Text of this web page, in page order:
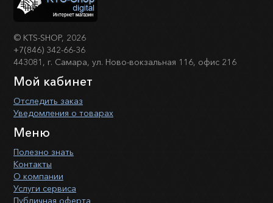
© KTS-SHOP, 2026
+7(846) 342-66-36
443081, г. Самара, ул. Ново-вокзальная 116, офис 216
Мой кабинет
Отследить заказ
Уведомления о товарах
Меню
Полезно знать
Контакты
О компании
Услуги сервиса
Публичная оферта